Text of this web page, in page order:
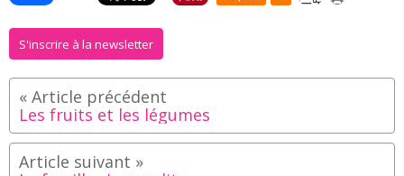
S'inscrire à la newsletter
Les fruits et les légumes